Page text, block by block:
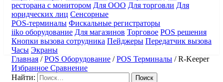
ресторана с монитором Для ООО Для торговли Для
юридческих лиц Сенсорные
POS-терминалы Фискальные регистраторы
iiko оборудование Для магазинов Торговое POS решения
Кнопки вызова сотрудника Пейджеры Передатчик вызова
Часы Экраны
Главная /POS Оборудование /POS Терминалы /R-Keeper
Избранное Сравнение
Найти: